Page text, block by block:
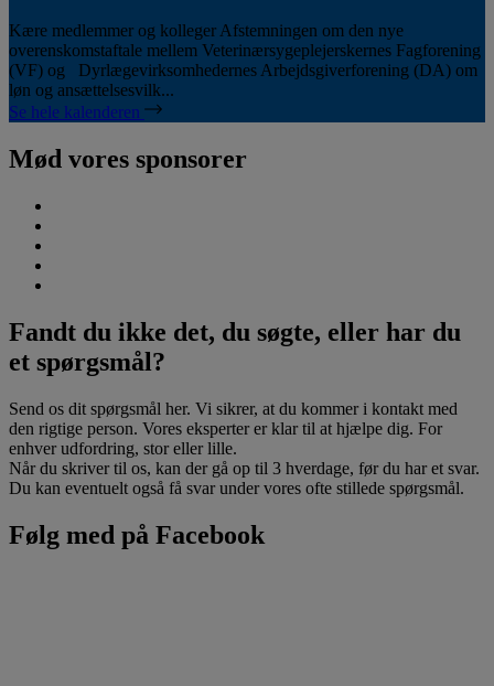
Kære medlemmer og kolleger Afstemningen om den nye
overenskomstaftale mellem Veterinærsygeplejerskernes Fagforening
(VF) og Dyrlægevirksomhedernes Arbejdsgiverforening (DA) om
løn og ansættelsesvilk...
Se hele kalenderen
Mød vores sponsorer
Fandt du ikke det, du søgte, eller har du
et spørgsmål?
Send os dit spørgsmål her. Vi sikrer, at du kommer i kontakt med
den rigtige person. Vores eksperter er klar til at hjælpe dig. For
enhver udfordring, stor eller lille.
Når du skriver til os, kan der gå op til 3 hverdage, før du har et svar.
Du kan eventuelt også få svar under vores ofte stillede spørgsmål.
Følg med på Facebook